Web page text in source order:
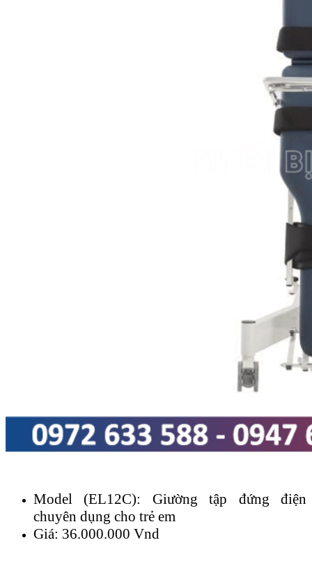
Model (EL12C): Giường tập đứng điện
chuyên dụng cho trẻ em
Giá: 36.000.000 Vnd